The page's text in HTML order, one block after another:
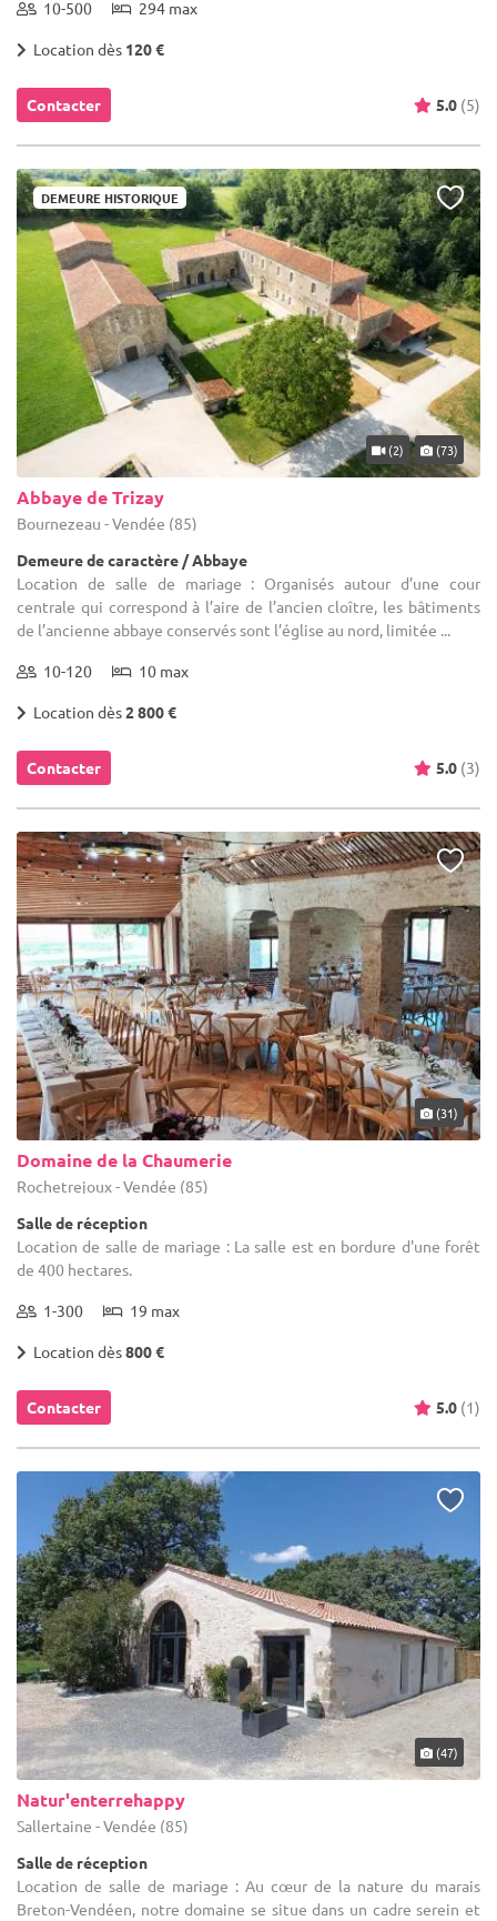
10-500 294 max
Location dès 120 €
Contacter 5.0 (5)
DEMEURE HISTORIQUE
(2) (73)
Abbaye de Trizay
Bournezeau - Vendée (85)
Demeure de caractère / Abbaye
Location de salle de mariage : Organisés autour d’une cour
centrale qui correspond à l’aire de l’ancien cloître, les bâtiments
de l’ancienne abbaye conservés sont l’église au nord, limitée ...
10-120 10 max
Location dès2 800 €
Contacter 5.0 (3)
(31)
Domaine de la Chaumerie
Rochetrejoux - Vendée (85)
Salle de réception
Location de salle de mariage : La salle est en bordure d'une forêt
de 400 hectares.
1-300 19 max
Location dès800 €
Contacter 5.0 (1)
(47)
Natur'enterrehappy
Sallertaine - Vendée (85)
Salle de réception
Location de salle de mariage : Au cœur de la nature du marais
Breton-Vendéen, notre domaine se situe dans un cadre serein et